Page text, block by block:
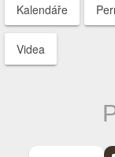
Kalendáře
Videa